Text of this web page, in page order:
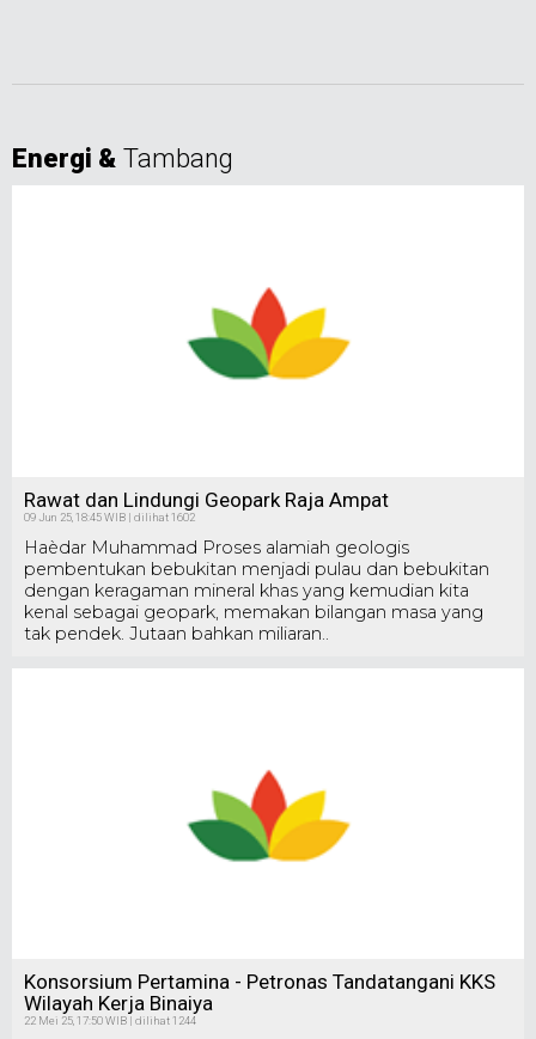
Energi & Tambang
Rawat dan Lindungi Geopark Raja Ampat
09 Jun 25, 18:45 WIB | dilihat 1602
Haèdar Muhammad Proses alamiah geologis
pembentukan bebukitan menjadi pulau dan bebukitan
dengan keragaman mineral khas yang kemudian kita
kenal sebagai geopark, memakan bilangan masa yang
tak pendek. Jutaan bahkan miliaran..
Konsorsium Pertamina - Petronas Tandatangani KKS
Wilayah Kerja Binaiya
22 Mei 25, 17:50 WIB | dilihat 1244